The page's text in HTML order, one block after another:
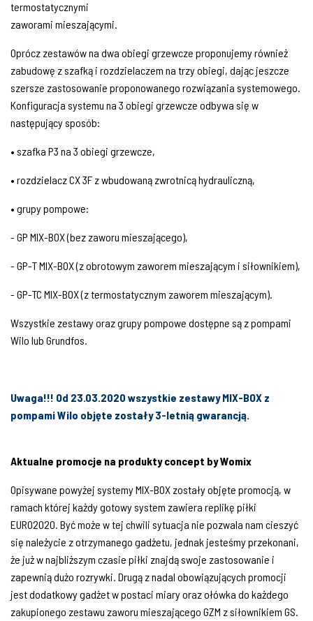
termostatycznymi
zaworami mieszającymi.
Oprócz zestawów na dwa obiegi grzewcze proponujemy również
zabudowę z szafką i rozdzielaczem na trzy obiegi, dając jeszcze
szersze zastosowanie proponowanego rozwiązania systemowego.
Konfiguracja systemu na 3 obiegi grzewcze odbywa się w
następujący sposób:
• szafka P3 na 3 obiegi grzewcze,
• rozdzielacz CX 3F z wbudowaną zwrotnicą hydrauliczną,
• grupy pompowe:
- GP MIX-BOX (bez zaworu mieszającego),
- GP-T MIX-BOX (z obrotowym zaworem mieszającym i siłownikiem),
- GP-TC MIX-BOX (z termostatycznym zaworem mieszającym).
Wszystkie zestawy oraz grupy pompowe dostępne są z pompami
Wilo lub Grundfos.
Uwaga!!! Od 23.03.2020 wszystkie zestawy MIX-BOX z
pompami Wilo objęte zostały 3-letnią gwarancją.
Aktualne promocje na produktyconcept by Womix
Opisywane powyżej systemy MIX-BOX zostały objęte promocją, w
ramach której każdy gotowy system zawiera replikę piłki
EURO2020. Być może w tej chwili sytuacja nie pozwala nam cieszyć
się należycie z otrzymanego gadżetu, jednak jesteśmy przekonani,
że już w najbliższym czasie piłki znajdą swoje zastosowanie i
zapewnią dużo rozrywki. Drugą z nadal obowiązujących promocji
jest dodatkowy gadżet w postaci miary oraz ołówka do każdego
zakupionego zestawu zaworu mieszającego GZM z siłownikiem GS.